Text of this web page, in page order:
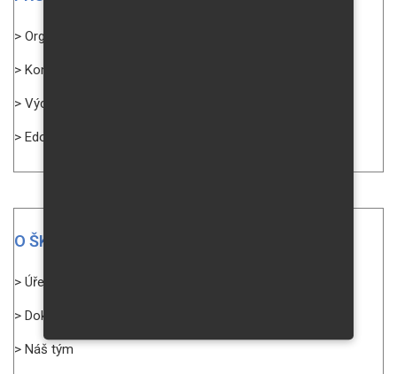
> Organizace školního roku
> Konzultační hodiny
> Výchovný poradce
> Edookit
O ŠKOLE
> Úřední deska
> Dokumenty ke stažení
> Náš tým